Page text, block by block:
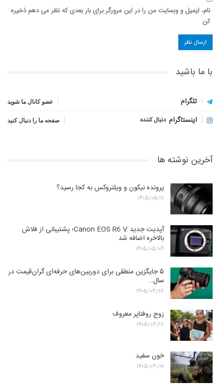
نام، ایمیل و وبسایت من را در این مرورگر برای بار بعدی که نظر می دهم ذخیره
کن
با ما باشید
تلگرام عضو کانال ما شوید
اینستاگرام دنبال کننده صفحه ما را دنبال کنید
آخرین نوشته ها
پرونده نیکون و ویلتروکس به کجا رسید؟
۱۴۰۵/۰۵/۱۱
آپدیت جدید Canon EOS R6 V؛ پشتیبانی از فلاش
بالاخره اضافه شد
۱۴۰۵/۰۵/۰۴
۵ جایگزین منطقی برای دوربین‌های حرفه‌ای گران‌قیمت در
سال…
۱۴۰۵/۰۴/۲۸
زوج روفتاپر معروف
۱۴۰۵/۰۴/۱۸
خون سفید
۱۴۰۵/۰۴/۰۷